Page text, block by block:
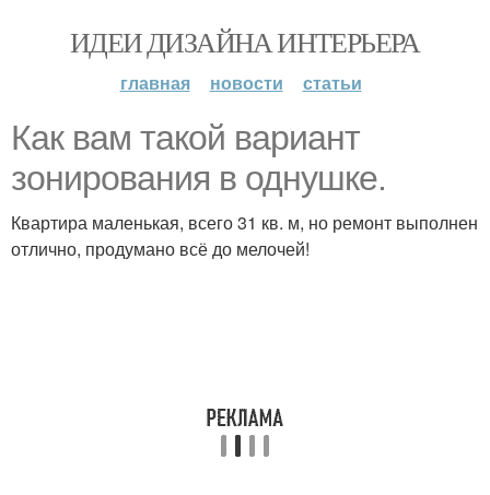
ИДЕИ ДИЗАЙНА ИНТЕРЬЕРА
главная новости статьи
Как вам такой вариант
зонирования в однушке.
Квартира маленькая, всего 31 кв. м, но ремонт выполнен
отлично, продумано всё до мелочей!